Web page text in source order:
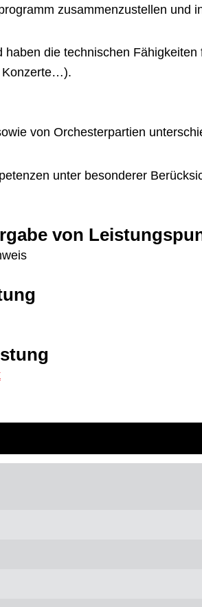
zusammenzustellen und
die technischen
Konzerte…).
von Orchesterpartien
unter besonderer
von